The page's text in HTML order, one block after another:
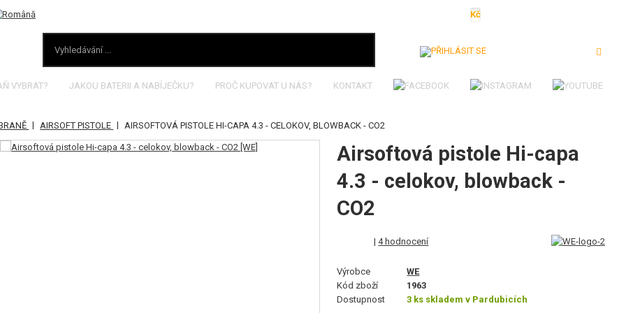
Kč
VYBRAT? JAKOU BATERII A NABÍJEČKU? PROČ KUPOVAT U NÁS? KONTAKT
| AIRSOFT PISTOLE | AIRSOFTOVÁ PISTOLE HI-CAPA 4.3 - CELOKOV, BLOWBACK - CO2
Airsoftová pistole Hi-capa
4.3 - celokov, blowback -
CO2
|4 hodnocení
Výrobce
WE
Kód zboží
1963
Dostupnost
3 ks skladem v Pardubicích